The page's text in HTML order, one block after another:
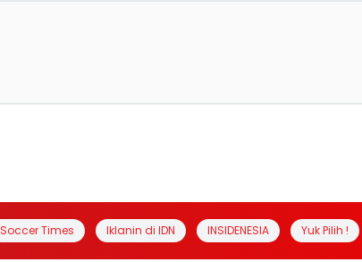
Soccer Times Iklanin di IDN INSIDENESIA Yuk Pilih !